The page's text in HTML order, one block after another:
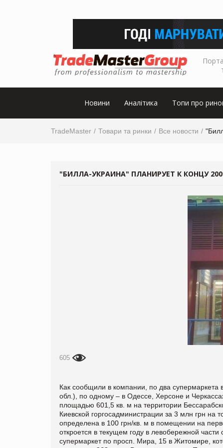
Новини Аналітика Топи про
TradeMaster Товари та ринки Все новости
"БИЛЛА-УКРАИНА" ПЛАНИРУЕТ К КОНЦУ
605
Как сообщили в компании, по два супермаркета
обл.), по одному – в Одессе, Херсоне и
площадью 601,5 кв. м на территории
Киевской горгосадминистрации за 3 млн грн на
определена в 100 грн/кв. м в помещении на
откроется в текущем году в левобережной
супермаркет по просп. Мира, 15 в Житомире,